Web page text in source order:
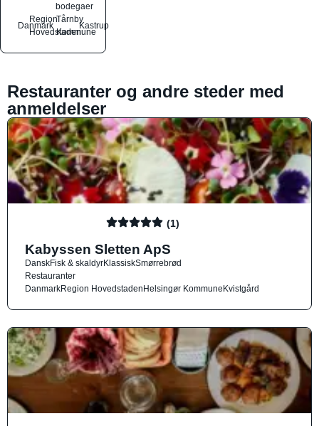
bodegaer
Danmark
Region
Hovedstaden
Tårnby
Kommune
Kastrup
Restauranter og andre steder med
anmeldelser
(1)
Kabyssen Sletten ApS
DanskFisk & skaldyrKlassiskSmørrebrød
Restauranter
DanmarkRegion HovedstadenHelsingør KommuneKvistgård